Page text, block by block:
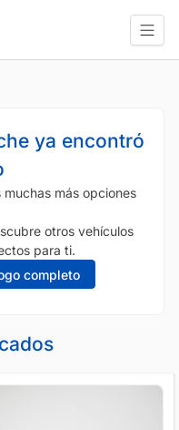
ya encontró
más opciones
otros vehículos
para ti.
completo